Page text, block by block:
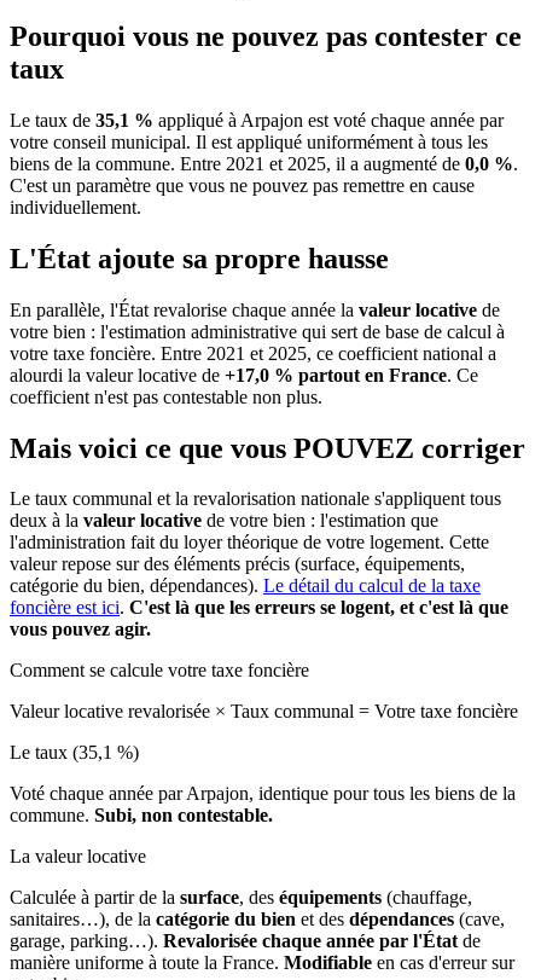
Pourquoi vous ne pouvez pas contester ce
taux
Le taux de 35,1 % appliqué à Arpajon est voté chaque année par
votre conseil municipal. Il est appliqué uniformément à tous les
biens de la commune. Entre 2021 et 2025, il a augmenté de 0,0 %.
C'est un paramètre que vous ne pouvez pas remettre en cause
individuellement.
L'État ajoute sa propre hausse
En parallèle, l'État revalorise chaque année la valeur locative de
votre bien : l'estimation administrative qui sert de base de calcul à
votre taxe foncière. Entre 2021 et 2025, ce coefficient national a
alourdi la valeur locative de +17,0 % partout en France. Ce
coefficient n'est pas contestable non plus.
Mais voici ce que vous POUVEZ corriger
Le taux communal et la revalorisation nationale s'appliquent tous
deux à la valeur locative de votre bien : l'estimation que
l'administration fait du loyer théorique de votre logement. Cette
valeur repose sur des éléments précis (surface, équipements,
catégorie du bien, dépendances). Le détail du calcul de la taxe
foncière est ici. C'est là que les erreurs se logent, et c'est là que
vous pouvez agir.
Comment se calcule votre taxe foncière
Valeur locative revalorisée × Taux communal = Votre taxe foncière
Le taux (35,1 %)
Voté chaque année par Arpajon, identique pour tous les biens de la
commune. Subi, non contestable.
La valeur locative
Calculée à partir de la surface, des équipements (chauffage,
sanitaires…), de la catégorie du bien et des dépendances (cave,
garage, parking…). Revalorisée chaque année par l'Étatde
manière uniforme à toute la France. Modifiable en cas d'erreur sur